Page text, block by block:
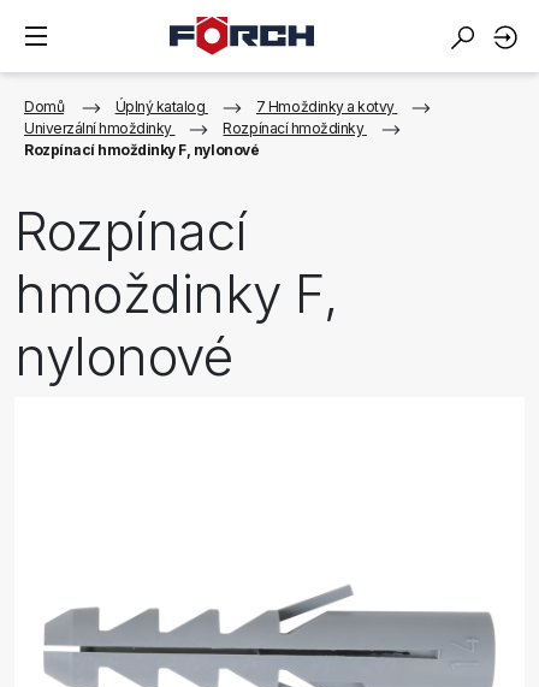
Domů Úplný katalog
7 Hmoždinky a kotvy
Univerzální hmoždinky
Rozpínací hmoždinky
Rozpínací hmoždinky F, nylonové
Rozpínací
hmoždinky F,
nylonové